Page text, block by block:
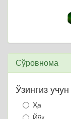
Сўровнома
Ўзингиз
Ҳа
Йўқ